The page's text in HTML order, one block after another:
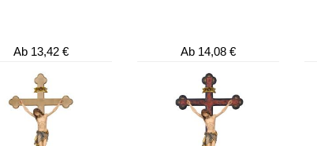
Ab 13,42 € Ab 14,08 €